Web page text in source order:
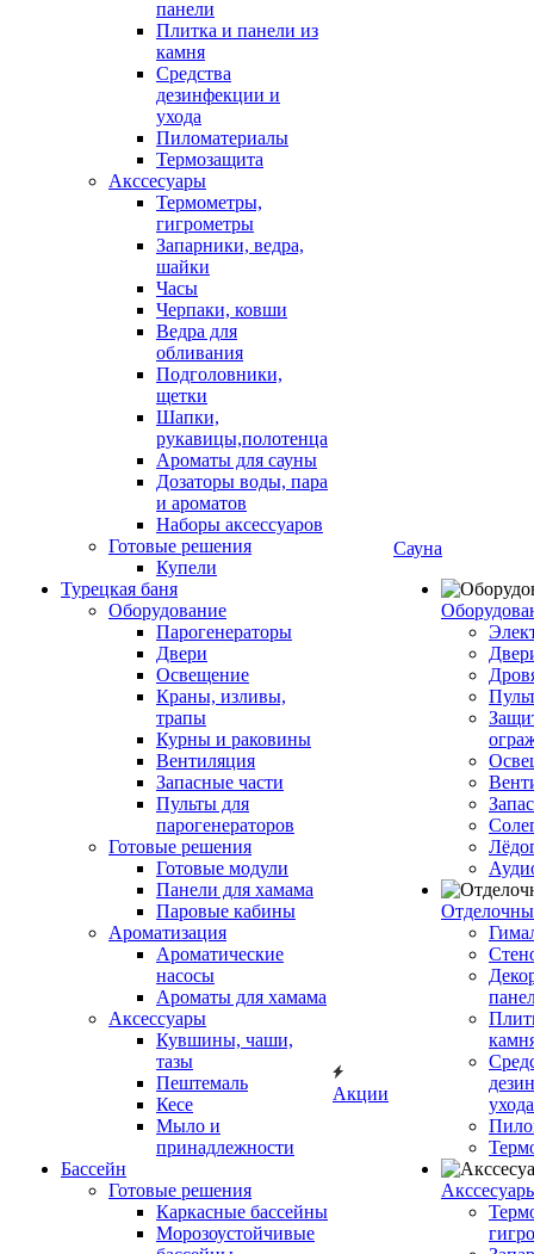
панели
Плитка и панели из
камня
Средства
дезинфекции и
ухода
Пиломатериалы
Термозащита
Аксcесуары
Термометры,
гигрометры
Запарники, ведра,
шайки
Часы
Черпаки, ковши
Ведра для
обливания
Подголовники,
щетки
Шапки,
рукавицы,полотенца
Ароматы для сауны
Дозаторы воды, пара
и ароматов
Наборы аксессуаров
Готовые решения
Купели
Турецкая баня
Оборудование
Парогенераторы
Двери
Освещение
Краны, изливы,
трапы
Курны и раковины
Вентиляция
Запасные части
Пульты для
парогенераторов
Готовые решения
Готовые модули
Панели для хамама
Паровые кабины
Ароматизация
Ароматические
насосы
Ароматы для хамама
Аксессуары
Кувшины, чаши,
тазы
Пештемаль
Кесе
Мыло и
принадлежности
Бассейн
Готовые решения
Каркасные бассейны
Морозоустойчивые
Акции
Сауна
ухода